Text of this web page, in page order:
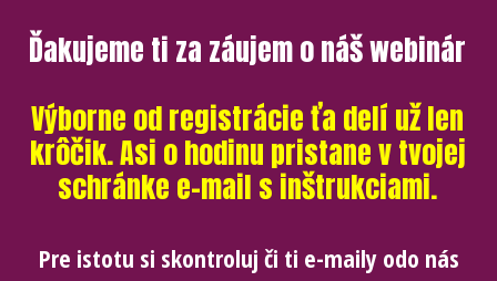
Ďakujeme ti za záujem o náš webinár
Výborne od registrácie ťa delí už len
krôčik. Asi o hodinu pristane v tvojej
schránke e-mail s inštrukciami.
Pre istotu si skontroluj či ti e-maily odo nás